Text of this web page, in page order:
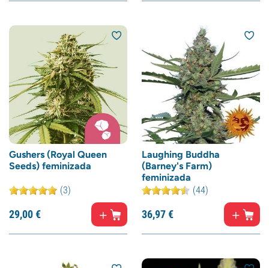
Gushers (Royal Queen
Seeds) feminizada
(3)
29,00€
Laughing Buddha
(Barney's Farm)
feminizada
(44)
36,97€